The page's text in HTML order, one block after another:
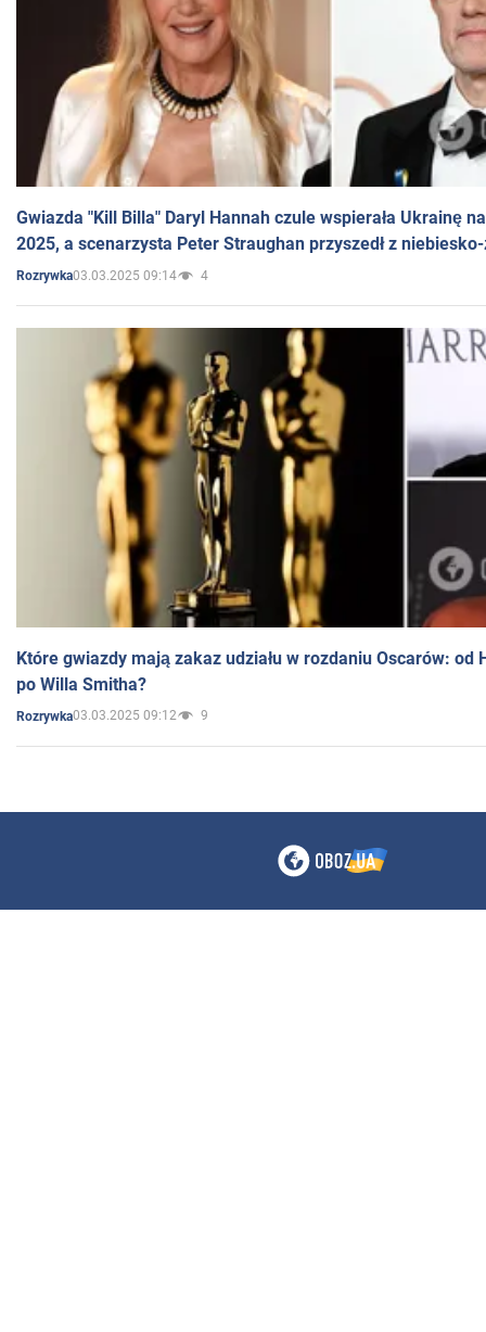
Gwiazda "Kill Billa" Daryl Hannah czule wspierała Ukrainę
2025, a scenarzysta Peter Straughan przyszedł z
Rozrywka03.03.2025 09:14 4
Które gwiazdy mają zakaz udziału w rozdaniu Oscarów: od
po Willa Smitha?
Rozrywka03.03.2025 09:12 9